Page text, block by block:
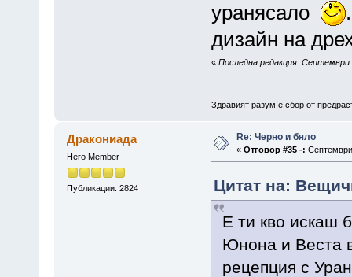
уранясало
дизайн на
« Последна редакция:
Здравият разум е сбор от
Дракониада
Hero Member
Публикации: 2824
Re: Черно и бяло
« Отговор #35 -:
Цитат на:
E ти кво искаш
Юнона и Веста
рецепция с